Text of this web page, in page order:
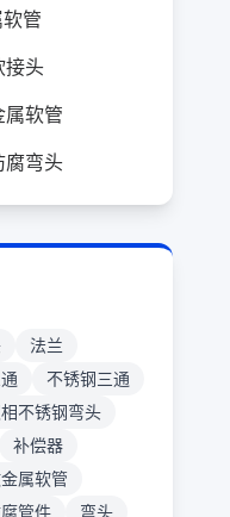
管
接头
属软管
腐弯头
法兰
不锈钢三通
不锈钢弯头
补偿器
属软管
管件
弯头